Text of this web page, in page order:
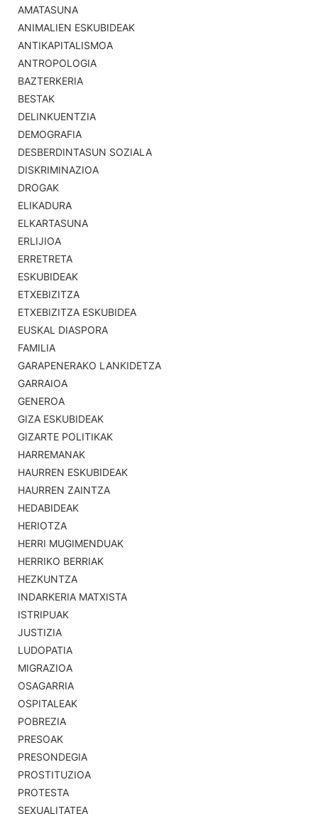
AMATASUNA
ANIMALIEN ESKUBIDEAK
ANTIKAPITALISMOA
ANTROPOLOGIA
BAZTERKERIA
BESTAK
DELINKUENTZIA
DEMOGRAFIA
DESBERDINTASUN SOZIALA
DISKRIMINAZIOA
DROGAK
ELIKADURA
ELKARTASUNA
ERLIJIOA
ERRETRETA
ESKUBIDEAK
ETXEBIZITZA
ETXEBIZITZA ESKUBIDEA
EUSKAL DIASPORA
FAMILIA
GARAPENERAKO LANKIDETZA
GARRAIOA
GENEROA
GIZA ESKUBIDEAK
GIZARTE POLITIKAK
HARREMANAK
HAURREN ESKUBIDEAK
HAURREN ZAINTZA
HEDABIDEAK
HERIOTZA
HERRI MUGIMENDUAK
HERRIKO BERRIAK
HEZKUNTZA
INDARKERIA MATXISTA
ISTRIPUAK
JUSTIZIA
LUDOPATIA
MIGRAZIOA
OSAGARRIA
OSPITALEAK
POBREZIA
PRESOAK
PRESONDEGIA
PROSTITUZIOA
PROTESTA
SEXUALITATEA